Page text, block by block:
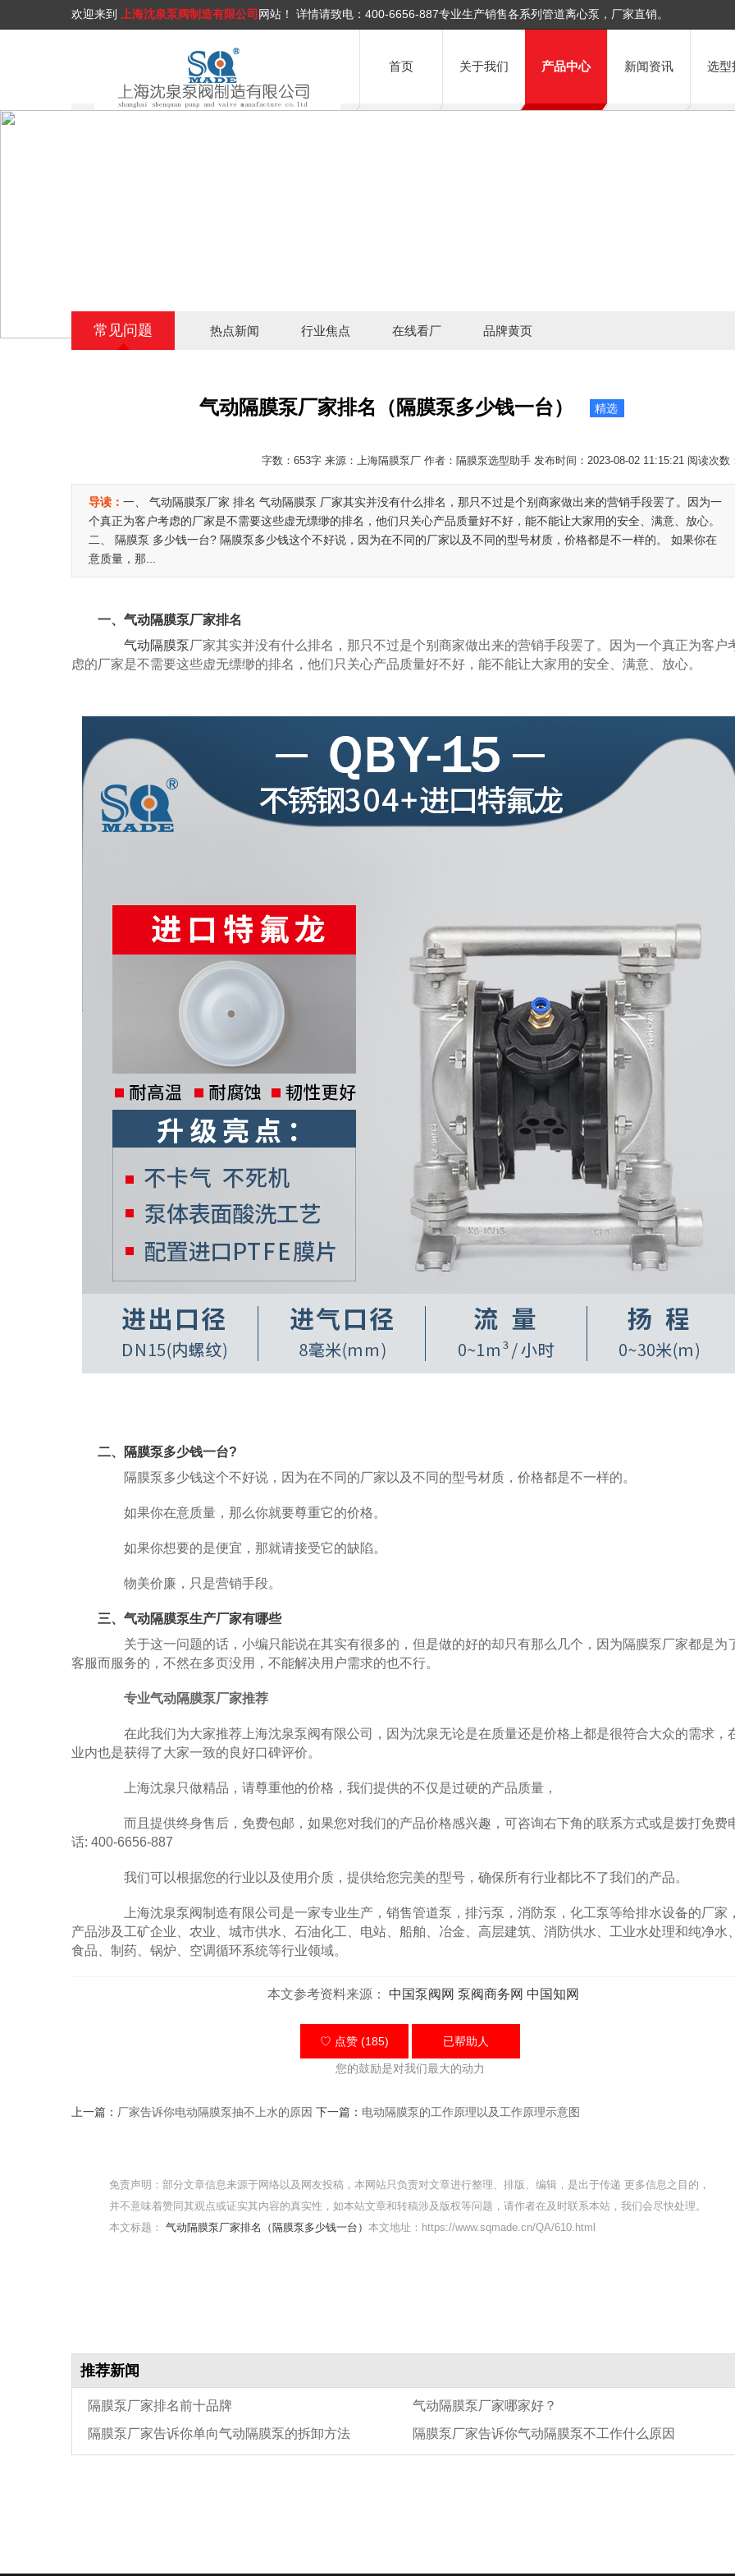
欢迎来到 上海沈泉泵阀制造有限公司 网站！ 详情请致电： 400-6656-887专业生产销售各系列管道离心泵，厂家直销。
首页 关于我们 产品中心 新闻资讯 选型
常见问题 热点新闻 行业焦点 在线看厂 品牌黄页
气动隔膜泵厂家排名（隔膜泵多少钱一台） 精选
字数：653字 来源：上海隔膜泵厂 作者：隔膜泵选型助手 发布时间：2023-08-02 11:15:21 阅读次数
导读： 一、 气动隔膜泵厂家 排名 气动隔膜泵 厂家其实并没有什么排名，那只不过是个别商家做出来的营销手段罢了。因为一
个真正为客户考虑的厂家是不需要这些虚无缥缈的排名，他们只关心产品质量好不好，能不能让大家用的安全、满意、放心。
二、 隔膜泵 多少钱一台? 隔膜泵多少钱这个不好说，因为在不同的厂家以及不同的型号材质，价格都是不一样的。 如果你在
意质量，那...
一、 气动隔膜泵厂家排名
气动隔膜泵厂家其实并没有什么排名，那只不过是个别商家做出来的营销手段罢了。因为一个真正为客户
虑的厂家是不需要这些虚无缥缈的排名，他们只关心产品质量好不好，能不能让大家用的安全、满意、放心。
二、 隔膜泵多少钱一台?
隔膜泵多少钱这个不好说，因为在不同的厂家以及不同的型号材质，价格都是不一样的。
如果你在意质量，那么你就要尊重它的价格。
如果你想要的是便宜，那就请接受它的缺陷。
物美价廉，只是营销手段。
三、气动隔膜泵生产厂家有哪些
关于这一问题的话，小编只能说在其实有很多的，但是做的好的却只有那么几个，因为隔膜泵厂家都是为
客服而服务的，不然在多页没用，不能解决用户需求的也不行。
专业气动隔膜泵厂家推荐
在此我们为大家推荐上海沈泉泵阀有限公司，因为沈泉无论是在质量还是价格上都是很符合大众的需求，
业内也是获得了大家一致的良好口碑评价。
上海沈泉只做精品，请尊重他的价格，我们提供的不仅是过硬的产品质量，
而且提供终身售后，免费包邮，如果您对我们的产品价格感兴趣，可咨询右下角的联系方式或是拨打免费
话: 400-6656-887
我们可以根据您的行业以及使用介质，提供给您完美的型号，确保所有行业都比不了我们的产品。
上海沈泉泵阀制造有限公司是一家专业生产，销售管道泵，排污泵，消防泵，化工泵等给排水设备的厂家，
产品涉及工矿企业、农业、城市供水、石油化工、电站、船舶、冶金、高层建筑、消防供水、工业水处理和纯净水、
食品、制药、锅炉、空调循环系统等行业领域。
本文参考资料来源： 中国泵阀网 泵阀商务网 中国知网
♡ 点赞 (185) 已帮助人
您的鼓励是对我们最大的动力
上一篇： 厂家告诉你电动隔膜泵抽不上水的原因 下一篇： 电动隔膜泵的工作原理以及工作原理示意图
免责声明：部分文章信息来源于网络以及网友投稿，本网站只负责对文章进行整理、排版、编辑，是出于传递 更多信息之目的，
并不意味着赞同其观点或证实其内容的真实性，如本站文章和转稿涉及版权等问题，请作者在及时联系本站，我们会尽快处理。
本文标题： 气动隔膜泵厂家排名（隔膜泵多少钱一台） 本文地址：https://www.sqmade.cn/QA/610.html
推荐新闻
隔膜泵厂家排名前十品牌 气动隔膜泵厂家哪家好？
隔膜泵厂家告诉你单向气动隔膜泵的拆卸方法
隔膜泵厂家告诉你气动隔膜泵不工作什么原因